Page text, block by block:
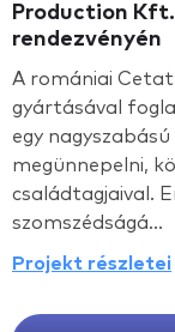
Production
rendezvényén
A romániai
gyártásával
egy
megünnepelni,
családtagjaival.
szomszédságá...
Projekt részletei